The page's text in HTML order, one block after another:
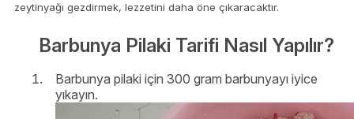
zeytinyağı gezdirmek, lezzetini daha öne çıkaracaktır.
Barbunya Pilaki Tarifi Nasıl Yapılır?
Barbunya pilaki için 300 gram barbunyayı iyice
yıkayın.